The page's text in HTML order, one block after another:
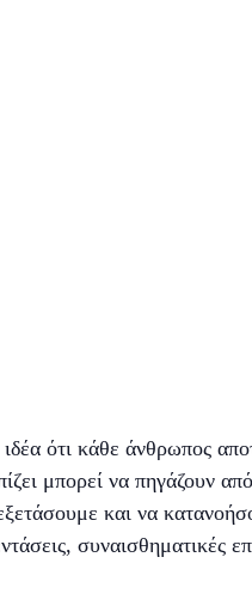
ότι κάθε άνθρωπος
μπορεί να πηγάζουν
και να
συναισθηματικές